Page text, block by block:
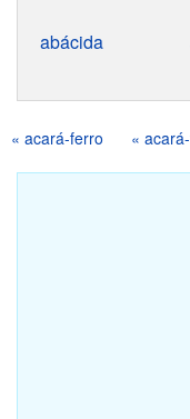
abácida
« acará-ferro «